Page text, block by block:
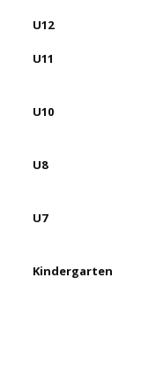
U12
U11
U10
U8
U7
Kindergarten